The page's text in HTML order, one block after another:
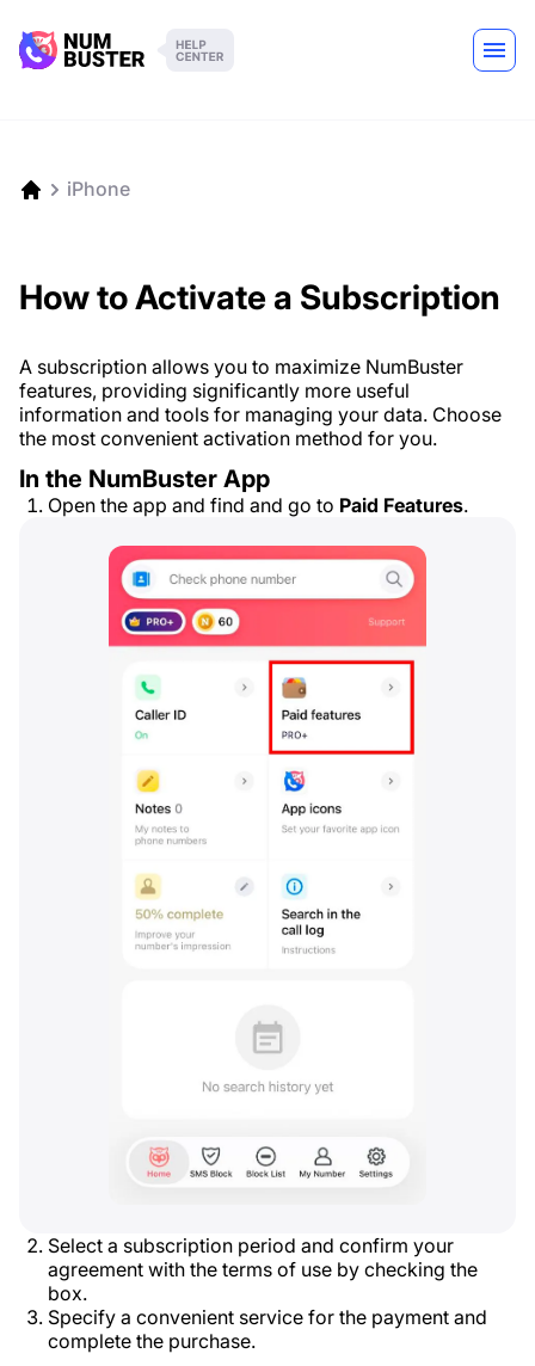
iPhone
How to Activate a Subscription
A subscription allows you to maximize NumBuster
features, providing significantly more useful
information and tools for managing your data. Choose
the most convenient activation method for you.
In the NumBuster App
Open the app and find and go to Paid Features.
Select a subscription period and confirm your
agreement with the terms of use by checking the
box.
Specify a convenient service for the payment and
complete the purchase.